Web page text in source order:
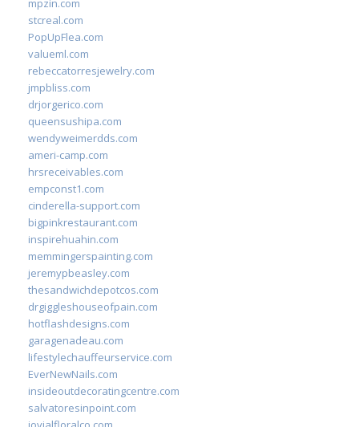
mpzin.com
stcreal.com
PopUpFlea.com
valueml.com
rebeccatorresjewelry.com
jmpbliss.com
drjorgerico.com
queensushipa.com
wendyweimerdds.com
ameri-camp.com
hrsreceivables.com
empconst1.com
cinderella-support.com
bigpinkrestaurant.com
inspirehuahin.com
memmingerspainting.com
jeremypbeasley.com
thesandwichdepotcos.com
drgiggleshouseofpain.com
hotflashdesigns.com
garagenadeau.com
lifestylechauffeurservice.com
EverNewNails.com
insideoutdecoratingcentre.com
salvatoresinpoint.com